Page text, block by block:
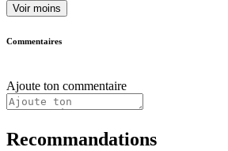
Voir moins
Commentaires
Ajoute ton commentaire
Recommandations